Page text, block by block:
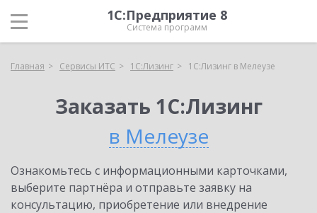
1С:Предприятие 8
Система программ
Главная Сервисы ИТС 1С:Лизинг 1С:Лизинг в Мелеузе
Заказать 1С:Лизинг
в Мелеузе
Ознакомьтесь с информационными карточками,
выберите партнёра и отправьте заявку на
консультацию, приобретение или внедрение